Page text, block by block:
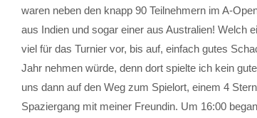
waren neben den knapp 90 Teilnehmern im A-
aus Indien und sogar einer aus Australien! Welch
viel für das Turnier vor, bis auf, einfach gutes
Jahr nehmen würde, denn dort spielte ich kein
uns dann auf den Weg zum Spielort, einem 4
Spaziergang mit meiner Freundin. Um 16:00